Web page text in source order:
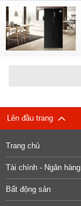
Lên đầu trang
Trang chủ
Tài chính - Ngân hàng
Bất động sản